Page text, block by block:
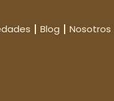
Blog Nosotros